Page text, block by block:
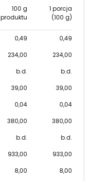
100 g
produktu
1 porcja
(100 g)
0,49
0,49
234,00
234,00
b.d.
b.d.
39,00
39,00
0,04
0,04
380,00
380,00
b.d.
b.d.
933,00
933,00
8,00
8,00